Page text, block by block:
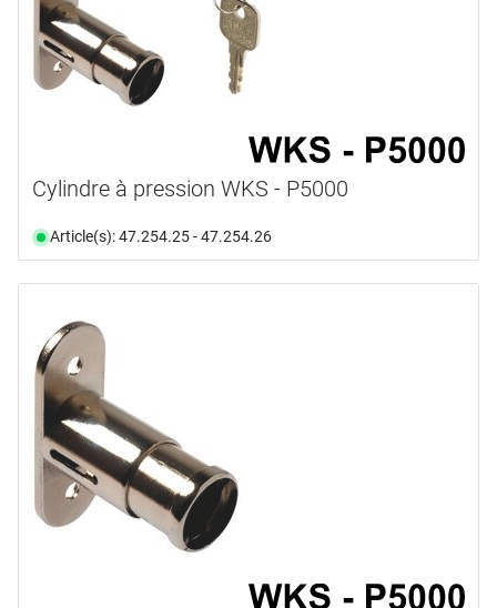
Cylindre à pression WKS - P5000
Article(s): 47.254.25 - 47.254.26